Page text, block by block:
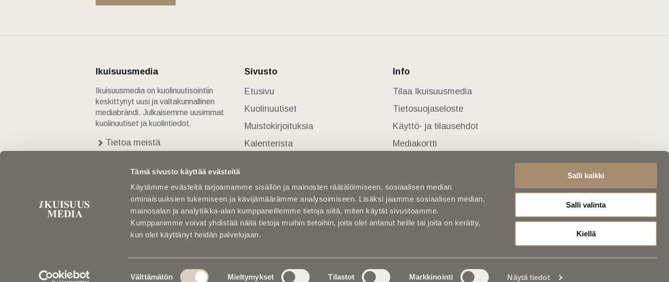
Tämä sivusto käyttää evästeitä
Käytämme evästeitä tarjoamamme sisällön ja mainosten räätälöimiseen, sosiaalisen median
ominaisuuksien tukemiseen ja kävijämäärämme analysoimiseen. Lisäksi jaamme sosiaalisen median,
mainosalan ja analytiikka-alan kumppaneillemme tietoja siitä, miten käytät sivustoamme.
Kumppanimme voivat yhdistää näitä tietoja muihin tietoihin, joita olet antanut heille tai joita on kerätty,
kun olet käyttänyt heidän palvelujaan.
Välttämätön Mieltymykset Tilastot Markkinointi Näytä tiedot
Salli kaikki
Salli valinta
Kiellä
Ikuisuusmedia
Ikuisuusmedia on kuolinuutisointiin
keskittynyt uusi ja valtakunnallinen
mediabrändi. Julkaisemme uusimmat
kuolinuutiset ja kuolintiedot.
Tietoa meistä
Yhteystiedot
Sivusto
Etusivu
Kuolinuutiset
Muistokirjoituksia
Kalenterista
Kuolleita
Info
Tilaa Ikuisuusmedia
Tietosuojaseloste
Käyttö- ja tilausehdot
Mediakortti